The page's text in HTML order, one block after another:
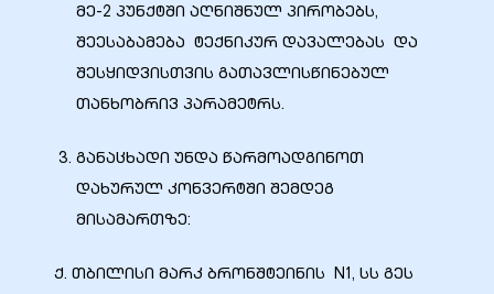
მე-2 პუნქტში აღნიშნულ პირობებს,
შეესაბამება ტექნიკურ დავალებას და
შესყიდვისთვის გათავლისწინებულ
თანხობრივ პარამეტრს.
განაცხადი უნდა წარმოადგინოთ
დახურულ კონვერტში შემდეგ
მისამართზე:
ქ. თბილისი მარკ ბრონშტეინის N1, სს გეს